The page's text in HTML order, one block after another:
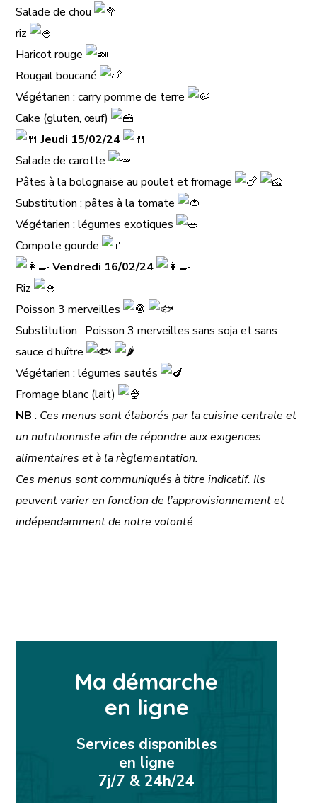
Salade de chou
riz
Haricot rouge
Rougail boucané
Végétarien : carry pomme de terre
Cake (gluten, œuf)
​Jeudi 15/02/24
Salade de carotte
Pâtes à la bolognaise au poulet et fromage
Substitution : pâtes à la tomate
Végétarien : légumes exotiques
Compote gourde
​Vendredi 16/02/24
Riz
Poisson 3 merveilles
​
Substitution : Poisson 3 merveilles sans soja et sans
sauce d’huître
​
Végétarien : légumes sautés
Fromage blanc (lait)
NB : Ces menus sont élaborés par la cuisine centrale et
un nutritionniste afin de répondre aux exigences
alimentaires et à la règlementation.
Ces menus sont communiqués à titre indicatif. Ils
peuvent varier en fonction de l’approvisionnement et
indépendamment de notre volonté
Ma démarche
en ligne
Services disponibles
en ligne
7j/7 & 24h/24